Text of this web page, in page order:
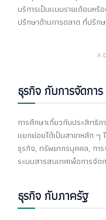
บริการเป็นแบบรายเดือนหรื
ปรึกษาด้านการตลาด ที่ปรึก
ธุรกิจ กับการจัดการ
การศึกษาเกี่ยวกับประสิทธิภ
แยกย่อยได้เป็นสาขาหลัก ๆ
ธุรกิจ, ทรัพยากรบุคคล, กา
ระบบสารสนเทศเพื่อการจัด
ธุรกิจ กับภาครัฐ